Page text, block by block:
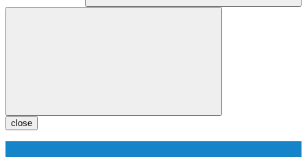
close